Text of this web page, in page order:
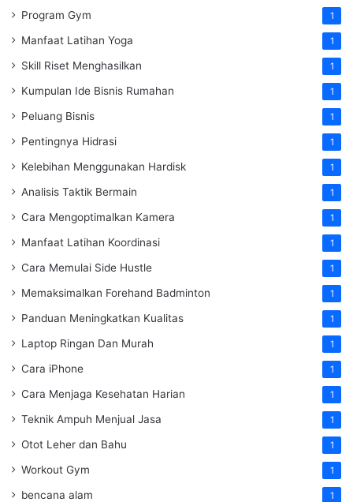
Program Gym 1
Manfaat Latihan Yoga 1
Skill Riset Menghasilkan 1
Kumpulan Ide Bisnis Rumahan 1
Peluang Bisnis 1
Pentingnya Hidrasi 1
Kelebihan Menggunakan Hardisk 1
Analisis Taktik Bermain 1
Cara Mengoptimalkan Kamera 1
Manfaat Latihan Koordinasi 1
Cara Memulai Side Hustle 1
Memaksimalkan Forehand Badminton 1
Panduan Meningkatkan Kualitas 1
Laptop Ringan Dan Murah 1
Cara iPhone 1
Cara Menjaga Kesehatan Harian 1
Teknik Ampuh Menjual Jasa 1
Otot Leher dan Bahu 1
Workout Gym 1
bencana alam 1